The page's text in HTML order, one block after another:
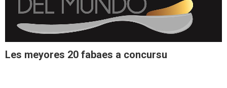
Les meyores 20 fabaes a concursu